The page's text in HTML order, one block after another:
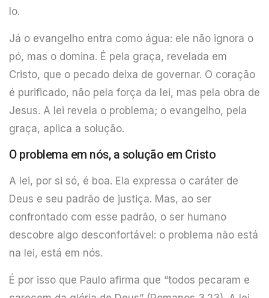
lo.
Já o evangelho entra como água: ele não ignora o
pó, mas o domina. É pela graça, revelada em
Cristo, que o pecado deixa de governar. O coração
é purificado, não pela força da lei, mas pela obra de
Jesus. A lei revela o problema; o evangelho, pela
graça, aplica a solução.
O problema em nós, a solução em Cristo
A lei, por si só, é boa. Ela expressa o caráter de
Deus e seu padrão de justiça. Mas, ao ser
confrontado com esse padrão, o ser humano
descobre algo desconfortável: o problema não está
na lei, está em nós.
É por isso que Paulo afirma que “todos pecaram e